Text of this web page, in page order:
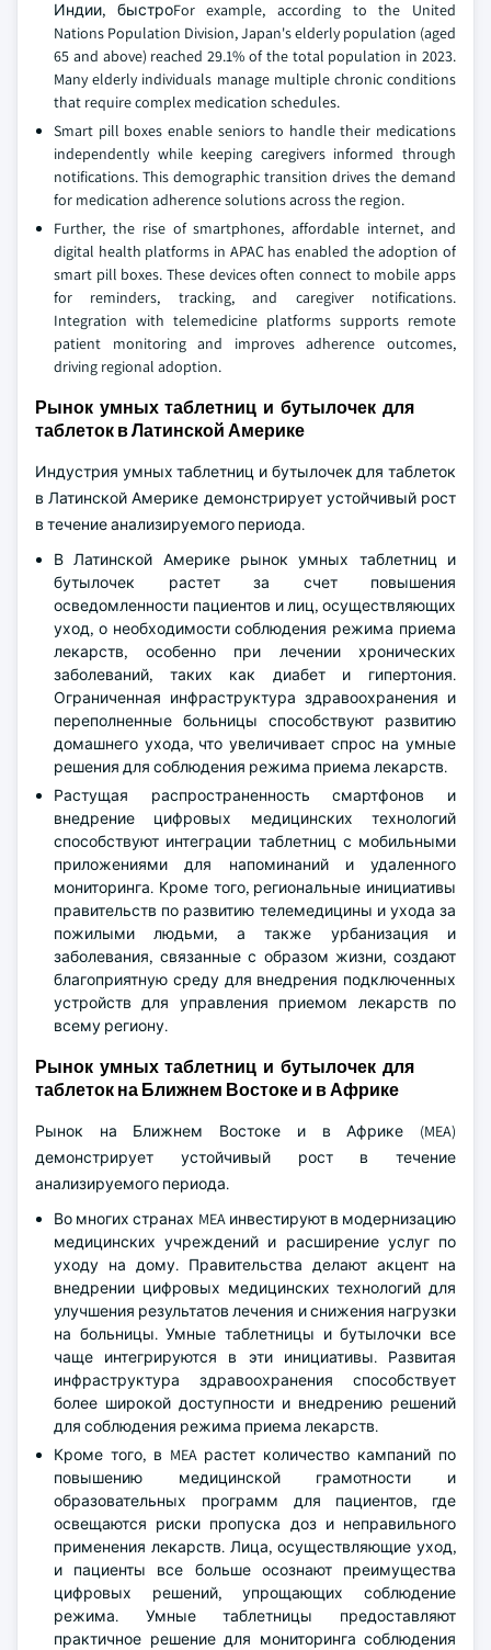
Индии, быстроFor example, according to the United
Nations Population Division, Japan's elderly population (aged
65 and above) reached 29.1% of the total population in 2023.
Many elderly individuals manage multiple chronic conditions
that require complex medication schedules.
Smart pill boxes enable seniors to handle their medications
independently while keeping caregivers informed through
notifications. This demographic transition drives the demand
for medication adherence solutions across the region.
Further, the rise of smartphones, affordable internet, and
digital health platforms in APAC has enabled the adoption of
smart pill boxes. These devices often connect to mobile apps
for reminders, tracking, and caregiver notifications.
Integration with telemedicine platforms supports remote
patient monitoring and improves adherence outcomes,
driving regional adoption.
Рынок умных таблетниц и бутылочек для
таблеток в Латинской Америке
Индустрия умных таблетниц и бутылочек для таблеток
в Латинской Америке демонстрирует устойчивый рост
в течение анализируемого периода.
В Латинской Америке рынок умных таблетниц и
бутылочек растет за счет повышения
осведомленности пациентов и лиц, осуществляющих
уход, о необходимости соблюдения режима приема
лекарств, особенно при лечении хронических
заболеваний, таких как диабет и гипертония.
Ограниченная инфраструктура здравоохранения и
переполненные больницы способствуют развитию
домашнего ухода, что увеличивает спрос на умные
решения для соблюдения режима приема лекарств.
Растущая распространенность смартфонов и
внедрение цифровых медицинских технологий
способствуют интеграции таблетниц с мобильными
приложениями для напоминаний и удаленного
мониторинга. Кроме того, региональные инициативы
правительств по развитию телемедицины и ухода за
пожилыми людьми, а также урбанизация и
заболевания, связанные с образом жизни, создают
благоприятную среду для внедрения подключенных
устройств для управления приемом лекарств по
всему региону.
Рынок умных таблетниц и бутылочек для
таблеток на Ближнем Востоке и в Африке
Рынок на Ближнем Востоке и в Африке (MEA)
демонстрирует устойчивый рост в течение
анализируемого периода.
Во многих странах MEA инвестируют в модернизацию
медицинских учреждений и расширение услуг по
уходу на дому. Правительства делают акцент на
внедрении цифровых медицинских технологий для
улучшения результатов лечения и снижения нагрузки
на больницы. Умные таблетницы и бутылочки все
чаще интегрируются в эти инициативы. Развитая
инфраструктура здравоохранения способствует
более широкой доступности и внедрению решений
для соблюдения режима приема лекарств.
Кроме того, в MEA растет количество кампаний по
повышению медицинской грамотности и
образовательных программ для пациентов, где
освещаются риски пропуска доз и неправильного
применения лекарств. Лица, осуществляющие уход,
и пациенты все больше осознают преимущества
цифровых решений, упрощающих соблюдение
режима. Умные таблетницы предоставляют
практичное решение для мониторинга соблюдения